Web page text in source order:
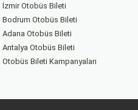
İzmir Otobüs Bileti
Bodrum Otobüs Bileti
Adana Otobüs Bileti
Antalya Otobüs Bileti
Otobüs Bileti Kampanyaları